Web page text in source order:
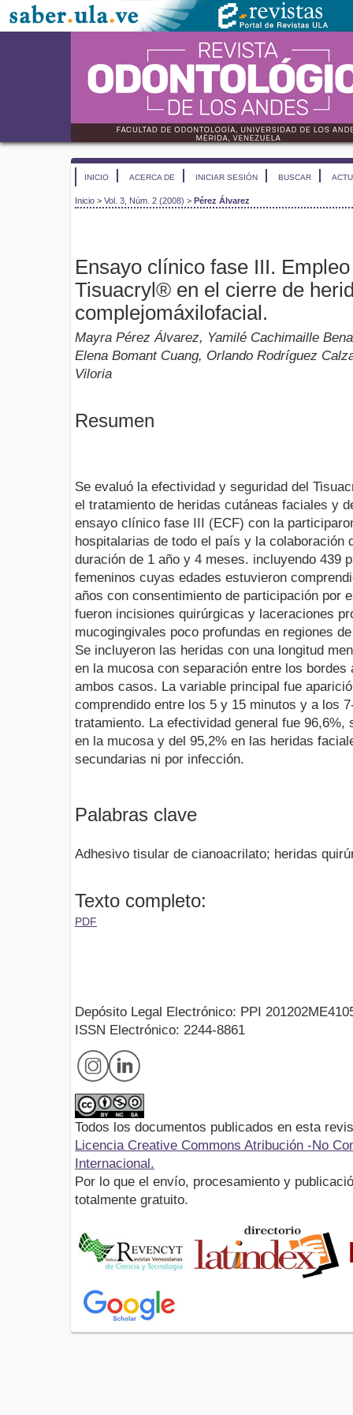
INICIO ACERCA DE INICIAR SESIÓN BUSCAR
Inicio > Vol. 3, Núm. 2 (2008) > Pérez Álvarez
Ensayo clínico fase III.
Tisuacryl® en el cierre de
complejomáxilofacial.
Mayra Pérez Álvarez, Yamilé Cachimaille
Elena Bomant Cuang, Orlando Rodríguez
Viloria
Resumen
Se evaluó la efectividad y seguridad del
el tratamiento de heridas cutáneas faciales y
ensayo clínico fase III (ECF) con la
hospitalarias de todo el país y la colaboración
duración de 1 año y 4 meses. incluyendo 439
femeninos cuyas edades estuvieron
años con consentimiento de participación por
fueron incisiones quirúrgicas y laceraciones
mucogingivales poco profundas en regiones
Se incluyeron las heridas con una longitud
en la mucosa con separación entre los
ambos casos. La variable principal fue
comprendido entre los 5 y 15 minutos y a los
tratamiento. La efectividad general fue 96,6%,
en la mucosa y del 95,2% en las heridas
secundarias ni por infección.
Palabras clave
Adhesivo tisular de cianoacrilato; heridas
Texto completo:
PDF
Depósito Legal Electrónico: PPI
ISSN Electrónico: 2244-8861
Todos los documentos publicados en esta
Licencia Creative Commons Atribución -No
Internacional.
Por lo que el envío, procesamiento y
totalmente gratuito.